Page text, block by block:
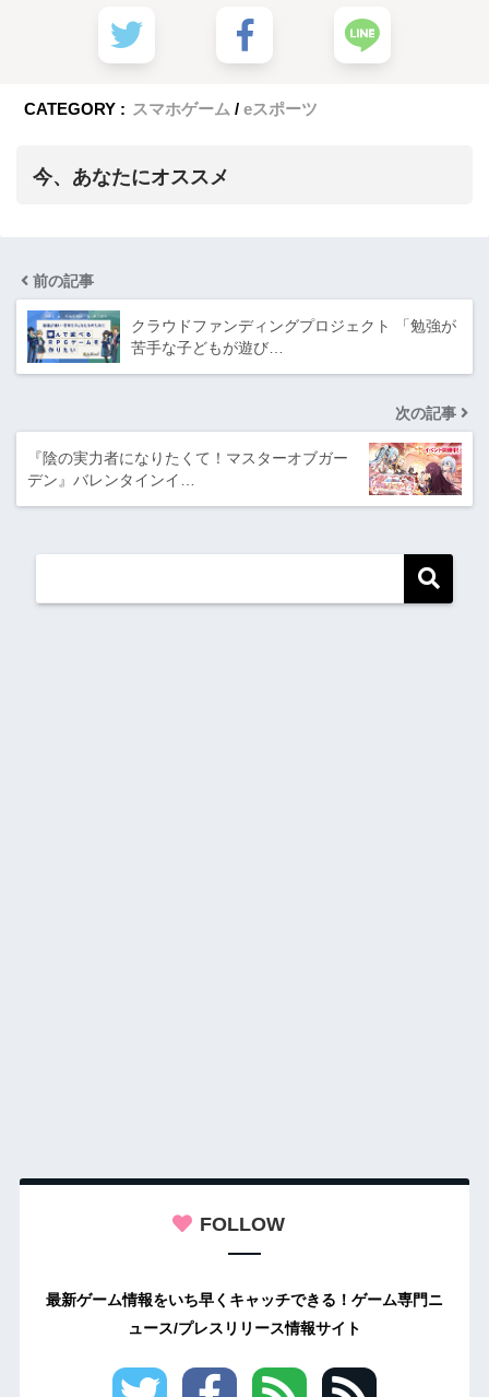
CATEGORY : スマホゲーム eスポーツ
今、あなたにオススメ
前の記事
クラウドファンディングプロジェクト 「勉強が
苦手な子どもが遊び…
次の記事
『陰の実力者になりたくて！マスターオブガー
デン』バレンタインイ…
FOLLOW
最新ゲーム情報をいち早くキャッチできる！ゲーム専門ニ
ュース/プレスリリース情報サイト